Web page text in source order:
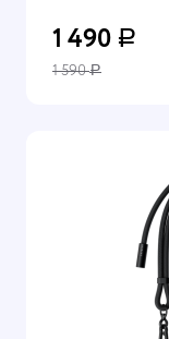
1 490 Р
1 590Р